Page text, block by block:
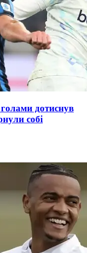
дотиснув
собі